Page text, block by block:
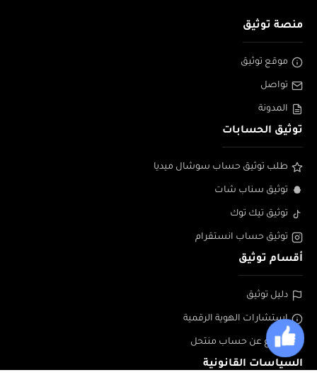
منصة توثيق
موقع توثيق
تواصل
المدونة
توثيق الحسابات
طلب توثيق حساب سوشال ميديا
توثيق سناب شات
توثيق تيك توك
توثيق حساب انستقرام
أقسام توثيق
دليل توثيق
إستشارات الهوية الرقمية
الابلاغ عن حساب منتحل
السياسات القانونية